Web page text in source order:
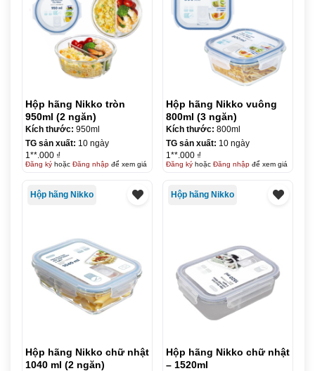
Hộp hãng Nikko tròn
950ml (2 ngăn)
Kích thước: 950ml
TG sản xuất: 10 ngày
1**.000 ₫
Đăng kýhoặc Đăng nhậpđể xem giá
Hộp hãng Nikko vuông
800ml (3 ngăn)
Kích thước: 800ml
TG sản xuất: 10 ngày
1**.000 ₫
Đăng kýhoặc Đăng nhậpđể xem giá
Hộp hãng Nikko
Hộp hãng Nikko chữ nhật
1040 ml (2 ngăn)
Hộp hãng Nikko
Hộp hãng Nikko chữ nhật
– 1520ml